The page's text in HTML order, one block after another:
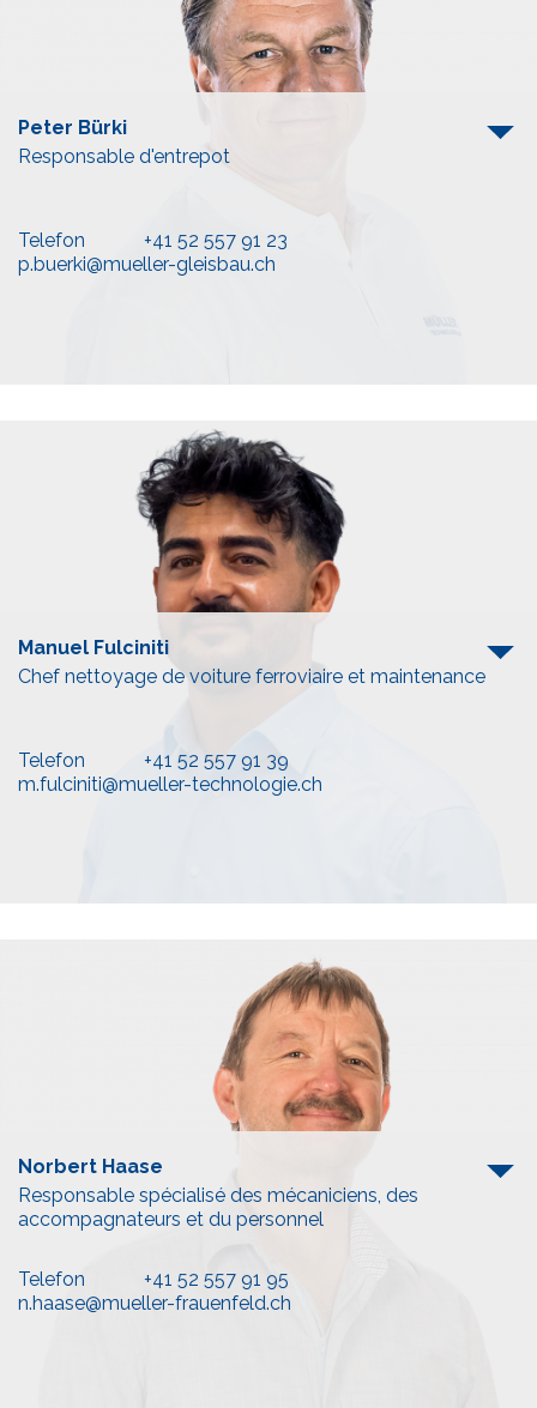
Peter Bürki
Responsable d'entrepot
Telefon
+41 52 557 91 23
p.buerki@mueller-gleisbau.ch
Manuel Fulciniti
Chef nettoyage de voiture ferroviaire et maintenance
Telefon
+41 52 557 91 39
m.fulciniti@mueller-technologie.ch
Norbert Haase
Responsable spécialisé des mécaniciens, des
accompagnateurs et du personnel
Telefon
+41 52 557 91 95
n.haase@mueller-frauenfeld.ch